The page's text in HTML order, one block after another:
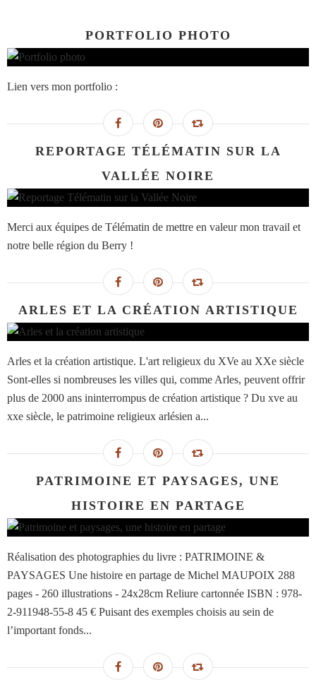
PORTFOLIO PHOTO
Lien vers mon portfolio :
REPORTAGE TÉLÉMATIN SUR LA
VALLÉE NOIRE
Merci aux équipes de Télématin de mettre en valeur mon travail et
notre belle région du Berry !
ARLES ET LA CRÉATION ARTISTIQUE
Arles et la création artistique. L'art religieux du XVe au XXe siècle
Sont-elles si nombreuses les villes qui, comme Arles, peuvent offrir
plus de 2000 ans ininterrompus de création artistique ? Du xve au
xxe siècle, le patrimoine religieux arlésien a...
PATRIMOINE ET PAYSAGES, UNE
HISTOIRE EN PARTAGE
Réalisation des photographies du livre : PATRIMOINE &
PAYSAGES Une histoire en partage de Michel MAUPOIX 288
pages - 260 illustrations - 24x28cm Reliure cartonnée ISBN : 978-
2-911948-55-8 45 € Puisant des exemples choisis au sein de
l’important fonds...